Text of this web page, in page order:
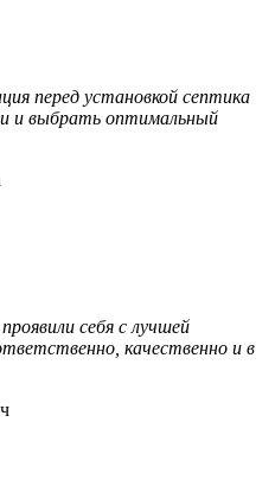
перед установкой септика
и выбрать оптимальный
себя с лучшей
качественно и в